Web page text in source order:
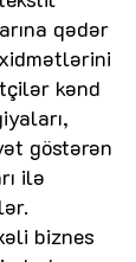
qədər
kənd
göstərən
ilə
biznes